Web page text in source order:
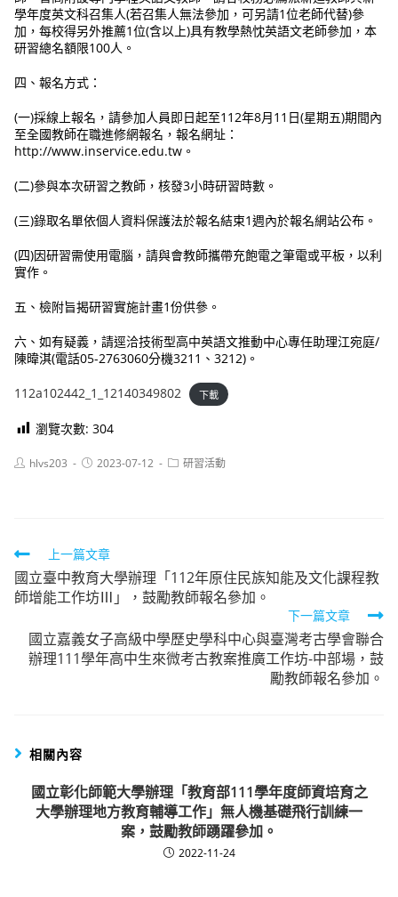
學年度英文科召集人(若召集人無法參加，可另請1位老師代替)參
加，每校得另外推薦1位(含以上)具有教學熱忱英語文老師參加，本
研習總名額限100人。
四、報名方式：
(一)採線上報名，請參加人員即日起至112年8月11日(星期五)期間內
至全國教師在職進修網報名，報名網址：
http://www.inservice.edu.tw。
(二)參與本次研習之教師，核發3小時研習時數。
(三)錄取名單依個人資料保護法於報名結束1週內於報名網站公布。
(四)因研習需使用電腦，請與會教師攜帶充飽電之筆電或平板，以利
實作。
五、檢附旨揭研習實施計畫1份供參。
六、如有疑義，請逕洽技術型高中英語文推動中心專任助理江宛庭/
陳暐淇(電話05-2763060分機3211、3212)。
112a102442_1_12140349802 下載
瀏覽次數: 304
Posthlvs203
Post2023-07-12
Post研習活動
Read
more
articles
上一篇文章
國立臺中教育大學辦理「112年原住民族知能及文化課程教
師增能工作坊Ⅲ」，鼓勵教師報名參加。
下一篇文章
國立嘉義女子高級中學歷史學科中心與臺灣考古學會聯合
辦理111學年高中生來微考古教案推廣工作坊-中部場，鼓
勵教師報名參加。
相關內容
國立彰化師範大學辦理「教育部111學年度師資培育之
大學辦理地方教育輔導工作」無人機基礎飛行訓練一
案，鼓勵教師踴躍參加。
2022-11-24